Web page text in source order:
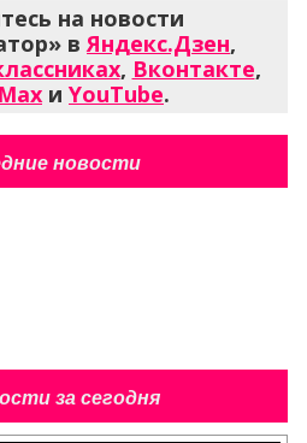
на новости
вЯндекс.Дзен,
, Вконтакте,
Max и YouTube.
новости
за сегодня